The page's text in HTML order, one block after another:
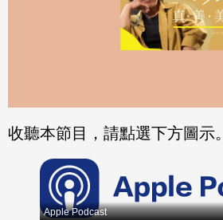
收聽本節目，請點選下方圖示。
Apple Podcast